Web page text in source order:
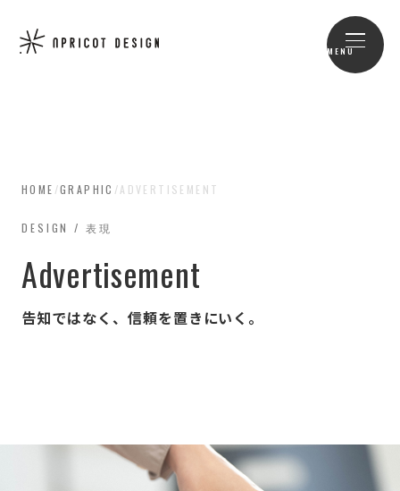
MENU
HOME /GRAPHIC /ADVERTISEMENT
DESIGN / 表現
Advertisement
告知ではなく、信頼を置きにいく。